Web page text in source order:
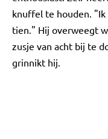
knuffel te houden.
tien." Hij overweegt
zusje van acht bij te
grinnikt hij.